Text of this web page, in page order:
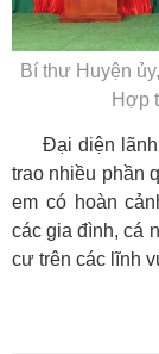
Bí thư Huyện
Hợp
Đại diện
trao nhiều phần
em có hoàn
các gia đình, cá
cư trên các lĩnh